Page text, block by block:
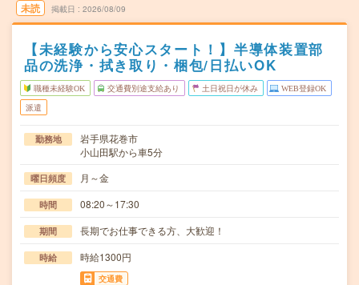
未読 掲載日 2026/08/09
【未経験から安心スタート！】半導体装置部
品の洗浄・拭き取り・梱包/日払いOK
職種未経験OK 交通費別途支給あり 土日祝日が休み WEB登録OK
派遣
勤務地
岩手県花巻市
小山田駅から車5分
曜日頻度 月～金
時間 08:20～17:30
期間 長期でお仕事できる方、大歓迎！
時給 時給1300円
交通費